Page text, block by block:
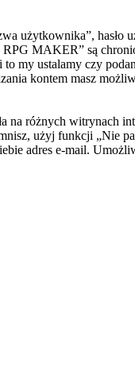
użytkownika”, hasło
MAKER” są
my ustalamy czy
kontem masz
na różnych witrynach
użyj funkcji „Nie
adres e-mail.